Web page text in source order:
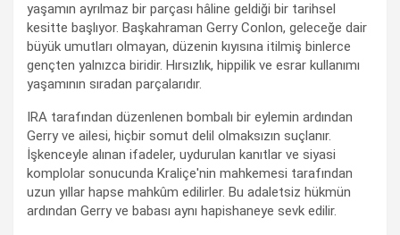
yaşamın ayrılmaz bir parçası hâline geldiği bir tarihsel
kesitte başlıyor. Başkahraman Gerry Conlon, geleceğe dair
büyük umutları olmayan, düzenin kıyısına itilmiş binlerce
gençten yalnızca biridir. Hırsızlık, hippilik ve esrar kullanımı
yaşamının sıradan parçalarıdır.
IRA tarafından düzenlenen bombalı bir eylemin ardından
Gerry ve ailesi, hiçbir somut delil olmaksızın suçlanır.
İşkenceyle alınan ifadeler, uydurulan kanıtlar ve siyasi
komplolar sonucunda Kraliçe'nin mahkemesi tarafından
uzun yıllar hapse mahkûm edilirler. Bu adaletsiz hükmün
ardından Gerry ve babası aynı hapishaneye sevk edilir.